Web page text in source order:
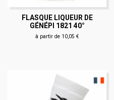
FLASQUE LIQUEUR DE
GÉNÉPI 1821 40°
à partir de 10,05 €